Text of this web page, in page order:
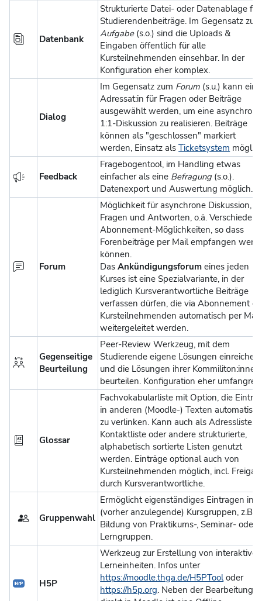
Datenbank
Strukturierte Datei- oder Datenablage für
Studierendenbeiträge. Im Gegensatz zur
Aufgabe(s.o.) sind die Uploads &
Eingaben öffentlich für alle
Kursteilnehmenden einsehbar. In der
Konfiguration eher komplex.
Dialog
Im Gegensatz zum Forum (s.u.) kann
Adressat:in für Fragen oder Beiträge
ausgewählt werden, um eine asynchrone
1:1-Diskussion zu realisieren. Beiträge
können als "geschlossen" markiert
werden, Einsatz alsTicketsystem
Feedback
Fragebogentool, im Handling etwas
einfacher als eine Befragung (s.o.).
Datenexport und Auswertung möglich.
Forum
Möglichkeit für asynchrone Diskussion,
Fragen und Antworten, o.ä. Verschiedene
Abonnement-Möglichkeiten, so dass
Forenbeiträge per Mail empfangen
können.
DasAnkündigungsforumeines jeden
Kurses ist eine Spezialvariante, in der
lediglich Kursverantwortliche Beiträge
verfassen dürfen, die via Abonnement
Kursteilnehmenden automatisch per Mail
weitergeleitet werden.
Gegenseitige
Beurteilung
Peer-Review Werkzeug, mit dem
Studierende eigene Lösungen einreichen
und die Lösungen ihrer Kommiliton:innen
beurteilen. Konfiguration eher
Glossar
Fachvokabularliste mit Option, die
in anderen (Moodle-) Texten automatisch
zu verlinken. Kann auch als Adressliste,
Kontaktliste oder andere strukturierte,
alphabetisch sortierte Listen genutzt
werden. Einträge optional auch von
Kursteilnehmenden möglich, incl.
durch Kursverantwortliche.
Gruppenwahl
Ermöglicht eigenständiges Eintragen in
(vorher anzulegende) Kursgruppen, z.B.
Bildung von Praktikums-, Seminar- oder
Lerngruppen.
H5P
Werkzeug zur Erstellung von interaktiven
Lerneinheiten. Infos unter
https://moodle.thga.de/H5PTooloder
https://h5p.org. Neben der Bearbeitung